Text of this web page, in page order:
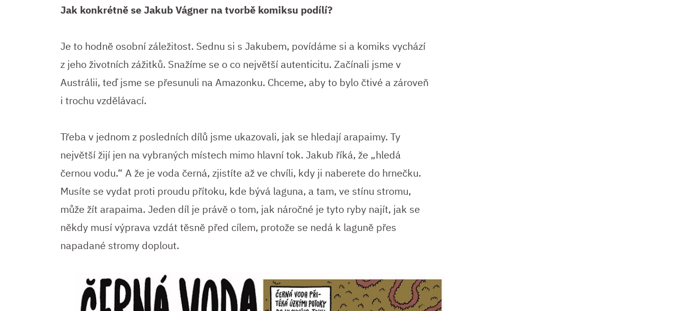
Jak konkrétně se Jakub Vágner na tvorbě komiksu podílí?
Je to hodně osobní záležitost. Sednu si s Jakubem, povídáme si a komiks vychází
z jeho životních zážitků. Snažíme se o co největší autenticitu. Začínali jsme v
Austrálii, teď jsme se přesunuli na Amazonku. Chceme, aby to bylo čtivé a zároveň
i trochu vzdělávací.
Třeba v jednom z posledních dílů jsme ukazovali, jak se hledají arapaimy. Ty
největší žijí jen na vybraných místech mimo hlavní tok. Jakub říká, že „hledá
černou vodu.“ A že je voda černá, zjistíte až ve chvíli, kdy ji naberete do hrnečku.
Musíte se vydat proti proudu přítoku, kde bývá laguna, a tam, ve stínu stromu,
může žít arapaima. Jeden díl je právě o tom, jak náročné je tyto ryby najít, jak se
někdy musí výprava vzdát těsně před cílem, protože se nedá k laguně přes
napadané stromy doplout.